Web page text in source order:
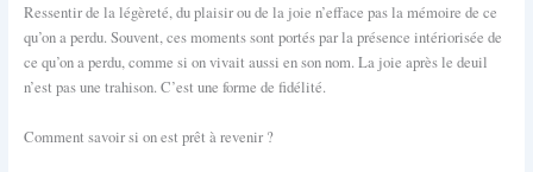
Ressentir de la légèreté, du plaisir ou de la joie n’efface pas la mémoire de ce
qu’on a perdu. Souvent, ces moments sont portés par la présence intériorisée de
ce qu’on a perdu, comme si on vivait aussi en son nom. La joie après le deuil
n’est pas une trahison. C’est une forme de fidélité.
Comment savoir si on est prêt à revenir ?